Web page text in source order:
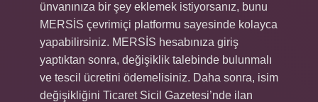
ünvanınıza bir şey eklemek istiyorsanız, bunu
MERSİS çevrimiçi platformu sayesinde kolayca
yapabilirsiniz. MERSİS hesabınıza giriş
yaptıktan sonra, değişiklik talebinde bulunmalı
ve tescil ücretini ödemelisiniz. Daha sonra, isim
değişikliğini Ticaret Sicil Gazetesi’nde ilan